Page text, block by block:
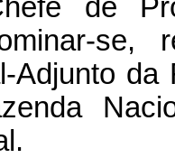
de
se,
Adjunto